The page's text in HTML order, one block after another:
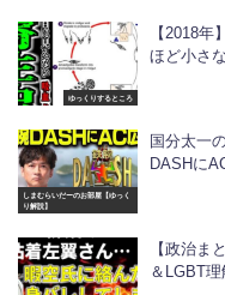
ゆっくりするところ
【2018
ほど小さ
しまむらいだーのお部屋【ゆっく
り解説】
国分太一
DASHに
【政治ま
＆LGBT